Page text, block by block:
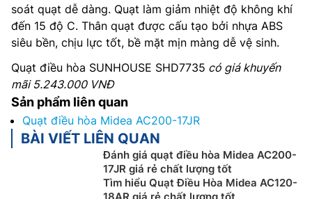
soát quạt dễ dàng. Quạt làm giảm nhiệt độ không khí
đến 15 độ C. Thân quạt được cấu tạo bởi nhựa ABS
siêu bền, chịu lực tốt, bề mặt mịn màng dễ vệ sinh.
Quạt điều hòa SUNHOUSE SHD7735 có giá khuyến
mãi 5.243.000 VNĐ
Sản phẩm liên quan
Quạt điều hòa Midea AC200-17JR
BÀI VIẾT LIÊN QUAN
Đánh giá quạt điều hòa Midea AC200-
17JR giá rẻ chất lượng tốt
Tìm hiểu Quạt Điều Hòa Midea AC120-
18AR giá rẻ chất lượng tốt